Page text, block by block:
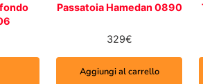
Passatoia Hamedan 0890
329€
Aggiungi al carrello